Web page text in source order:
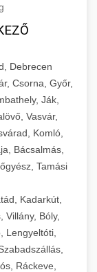
Debrecen
Csorna, Győr,
Ják,
Vasvár,
Komló,
Bácsalmás,
Tamási
Kadarkút,
Villány, Bóly,
Lengyeltóti,
Ráckeve,